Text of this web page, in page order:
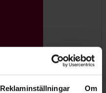
Reklaminställningar Om